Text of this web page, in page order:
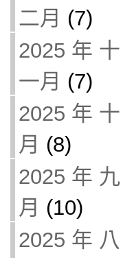
二月 (7)
2025 年 十
一月 (7)
2025 年 十
月 (8)
2025 年 九
月 (10)
2025 年 八